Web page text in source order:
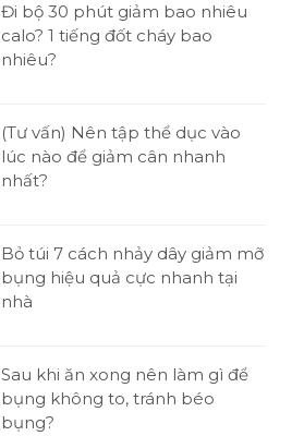
Đi bộ 30 phút giảm bao nhiêu
calo? 1 tiếng đốt cháy bao
nhiêu?
(Tư vấn) Nên tập thể dục vào
lúc nào để giảm cân nhanh
nhất?
Bỏ túi 7 cách nhảy dây giảm mỡ
bụng hiệu quả cực nhanh tại
nhà
Sau khi ăn xong nên làm gì để
bụng không to, tránh béo
bụng?